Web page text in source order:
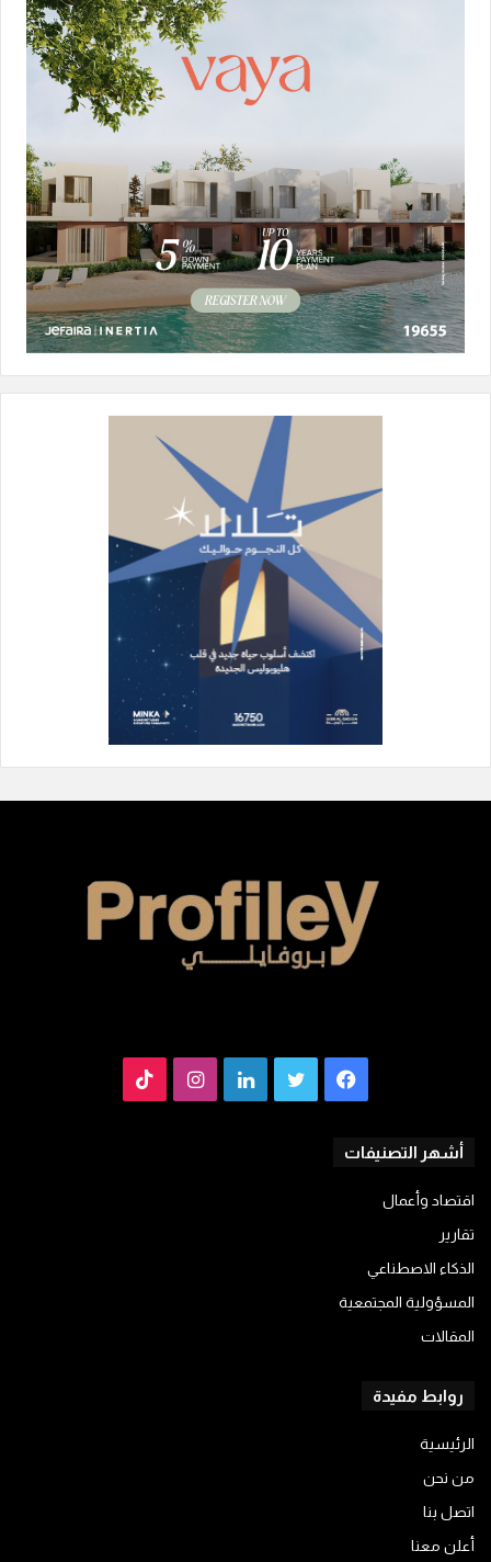
فيسبوكتويتر لينكدإن انستقرام
أشهر التصنيفات
اقتصاد وأعمال
تقارير
الذكاء الاصطناعي
المسؤولية المجتمعية
المقالات
روابط مفيدة
الرئيسية
من نحن
اتصل بنا
أعلن معنا